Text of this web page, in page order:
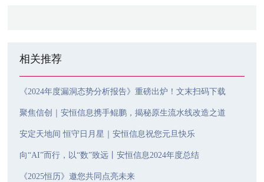
相关推荐
《2024年度漏洞态势分析报告》重磅出炉！文末扫码下载
聚焦信创｜安恒信息携手鲲鹏，揭秘原生流水线改造之道
安定天地间 恒守日月星｜安恒信息祝您元旦快乐
向“AI”而行，以“数”致远丨安恒信息2024年度总结
《2025恒历》邀您共同点亮未来